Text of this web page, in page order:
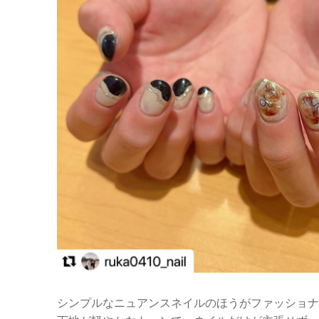
シンプルなニュアンスネイルのほうがファッショ